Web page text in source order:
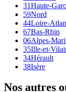
31Haute-
59Nord
44Loire-
67Bas-Rhin
06Alpes-
35Ille-et-
34Hérault
38Isère
Nos autres